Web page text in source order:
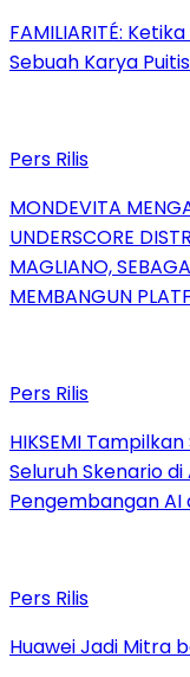
FAMILIARITÉ:
Sebuah Karya Puitis
Pers Rilis
MONDEVITA
UNDERSCORE
MAGLIANO,
MEMBANGUN
Pers Rilis
HIKSEMI
Seluruh Skenario
Pengembangan AI
Pers Rilis
Huawei Jadi Mitra